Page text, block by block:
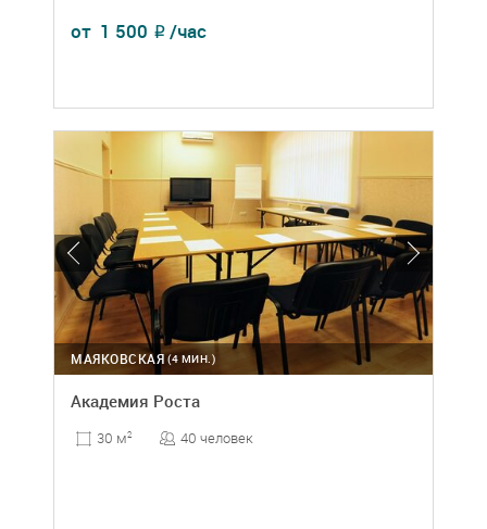
от 1 500 ₽ /час
(4 МИН.)
МАЯКОВСКАЯ
Академия Роста
30 м2 40 человек